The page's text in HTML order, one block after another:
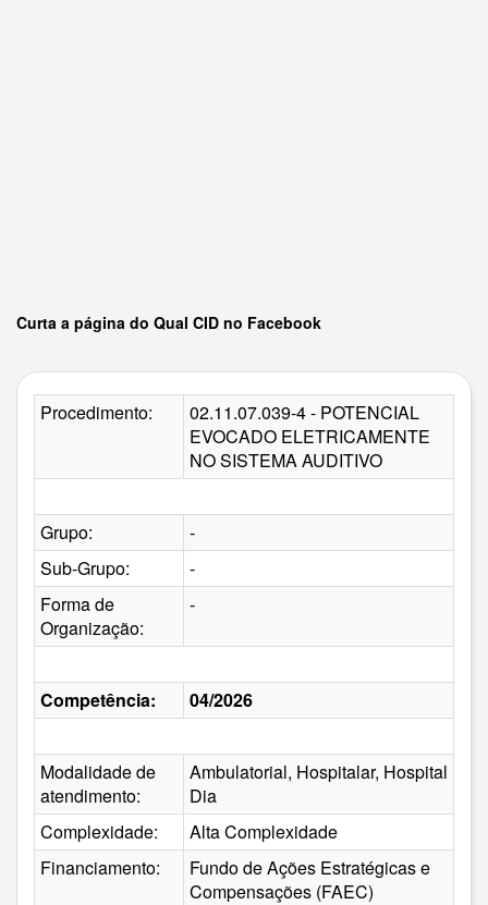
Curta a página do Qual CID no Facebook
Procedimento:
02.11.07.039-4 - POTENCIAL
EVOCADO ELETRICAMENTE
NO SISTEMA AUDITIVO
Grupo:
-
Sub-Grupo:
-
Forma de
Organização:
-
Competência: 04/2026
Modalidade de
atendimento:
Ambulatorial, Hospitalar, Hospital
Dia
Complexidade:
Alta Complexidade
Financiamento:
Fundo de Ações Estratégicas e
Compensações (FAEC)